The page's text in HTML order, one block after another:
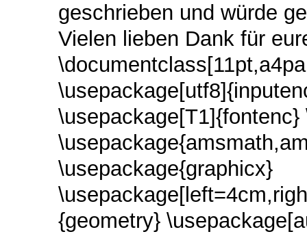
geschrieben und würde
Vielen lieben Dank für
\usepackage{graphicx}
{geometry}